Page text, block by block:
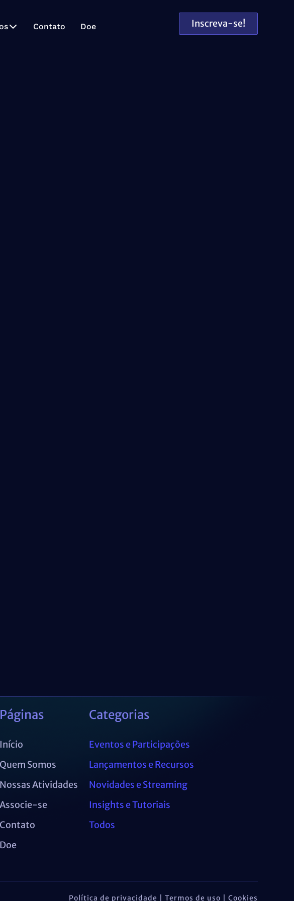
Contato Doe Inscreva-se!
Páginas
Início
Quem Somos
Nossas Atividades
Associe-se
Contato
Doe
Categorias
Eventos e Participações
Lançamentos e Recursos
Novidades e Streaming
Insights e Tutoriais
Todos
Política de privacidade | Termos de uso | Cookies